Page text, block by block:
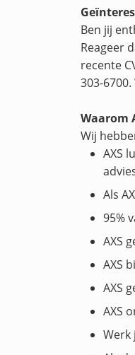
Ben jij
Reageer
recente
303-
Waarom
Wij
AXS
Als
95%
AXS
AXS
AXS
AXS
Werk